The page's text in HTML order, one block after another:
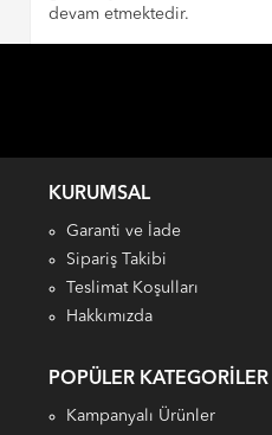
devam etmektedir.
KURUMSAL
Garanti ve İade
Sipariş Takibi
Teslimat Koşulları
Hakkımızda
POPÜLER KATEGORILER
Kampanyalı Ürünler